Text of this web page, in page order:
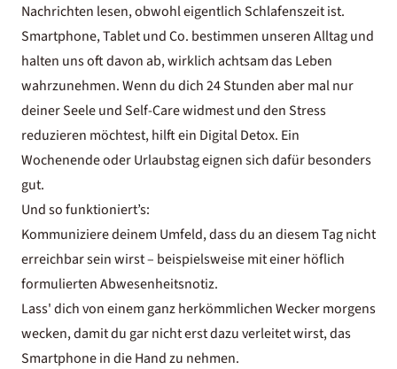
Nachrichten lesen, obwohl eigentlich Schlafenszeit ist.
Smartphone, Tablet und Co. bestimmen unseren Alltag und
halten uns oft davon ab, wirklich achtsam das Leben
wahrzunehmen. Wenn du dich 24 Stunden aber mal nur
deiner Seele und Self-Care widmest und den Stress
reduzieren möchtest, hilft ein Digital Detox. Ein
Wochenende oder Urlaubstag eignen sich dafür besonders
gut.
Und so funktioniert’s:
Kommuniziere deinem Umfeld, dass du an diesem Tag nicht
erreichbar sein wirst – beispielsweise mit einer höflich
formulierten Abwesenheitsnotiz.
Lass' dich von einem ganz herkömmlichen Wecker morgens
wecken, damit du gar nicht erst dazu verleitet wirst, das
Smartphone in die Hand zu nehmen.